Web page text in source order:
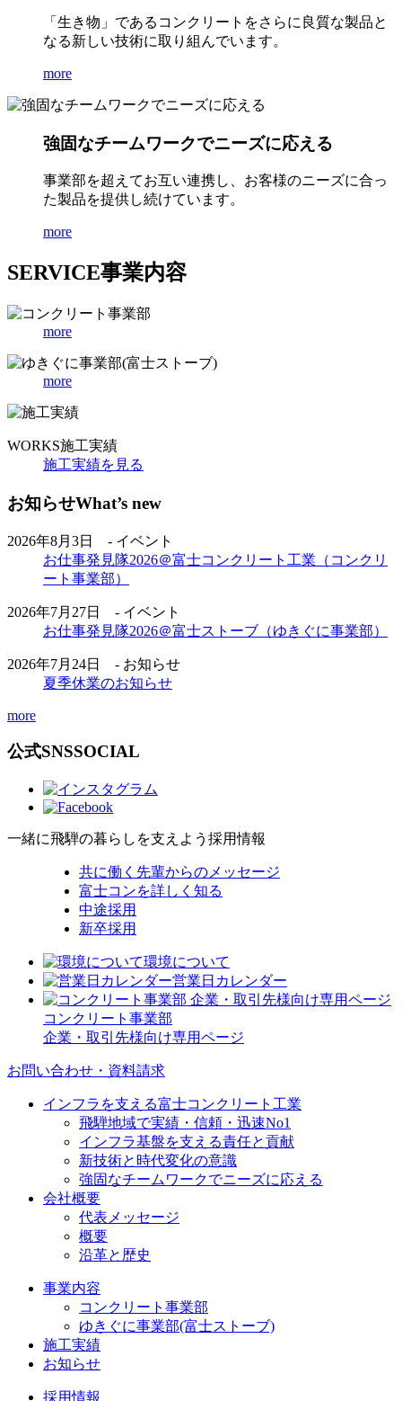
「生き物」であるコンクリートをさらに良質な製品と
なる新しい技術に取り組んでいます。
more
強固なチームワークでニーズに応える
事業部を超えてお互い連携し、お客様のニーズに合っ
た製品を提供し続けています。
more
SERVICE事業内容
more
more
WORKS施工実績
施工実績を見る
お知らせWhat’s new
2026年8月3日 - イベント
お仕事発見隊2026＠富士コンクリート工業（コンクリ
ート事業部）
2026年7月27日 - イベント
お仕事発見隊2026＠富士ストーブ（ゆきぐに事業部）
2026年7月24日 - お知らせ
夏季休業のお知らせ
more
公式SNSSOCIAL
一緒に飛騨の暮らしを支えよう 採用情報
共に働く先輩からのメッセージ
富士コンを詳しく知る
中途採用
新卒採用
環境について
営業日カレンダー
コンクリート事業部
企業・取引先様向け専用ページ
お問い合わせ・資料請求
インフラを支える富士コンクリート工業
飛騨地域で実績・信頼・迅速No1
インフラ基盤を支える責任と貢献
新技術と時代変化の意識
強固なチームワークでニーズに応える
会社概要
代表メッセージ
概要
沿革と歴史
事業内容
コンクリート事業部
ゆきぐに事業部(富士ストーブ)
施工実績
お知らせ
採用情報